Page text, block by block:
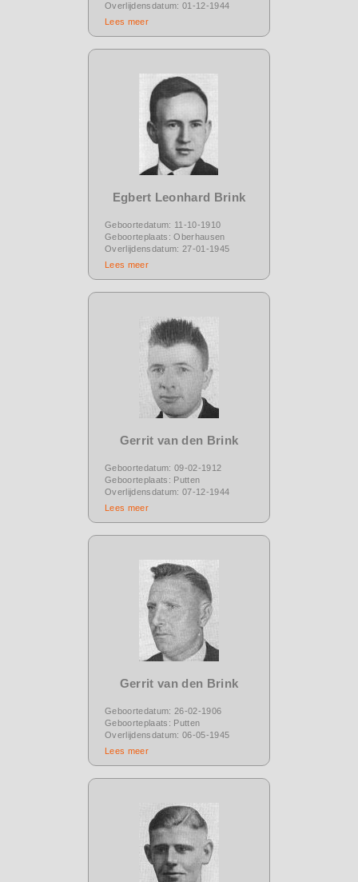
Overlijdensdatum: 01-12-1944
Lees meer
Egbert Leonhard Brink
Geboortedatum: 11-10-1910
Geboorteplaats: Oberhausen
Overlijdensdatum: 27-01-1945
Lees meer
Gerrit van den Brink
Geboortedatum: 09-02-1912
Geboorteplaats: Putten
Overlijdensdatum: 07-12-1944
Lees meer
Gerrit van den Brink
Geboortedatum: 26-02-1906
Geboorteplaats: Putten
Overlijdensdatum: 06-05-1945
Lees meer